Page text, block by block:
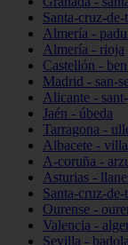
Santa-cruz-
Almería -
Almería - rioja
Castellón -
Madrid - san-
Alicante -
Jaén - úbeda
Tarragona -
Albacete -
A-coruña -
Asturias -
Santa-cruz-
Ourense -
Valencia -
Sevilla -